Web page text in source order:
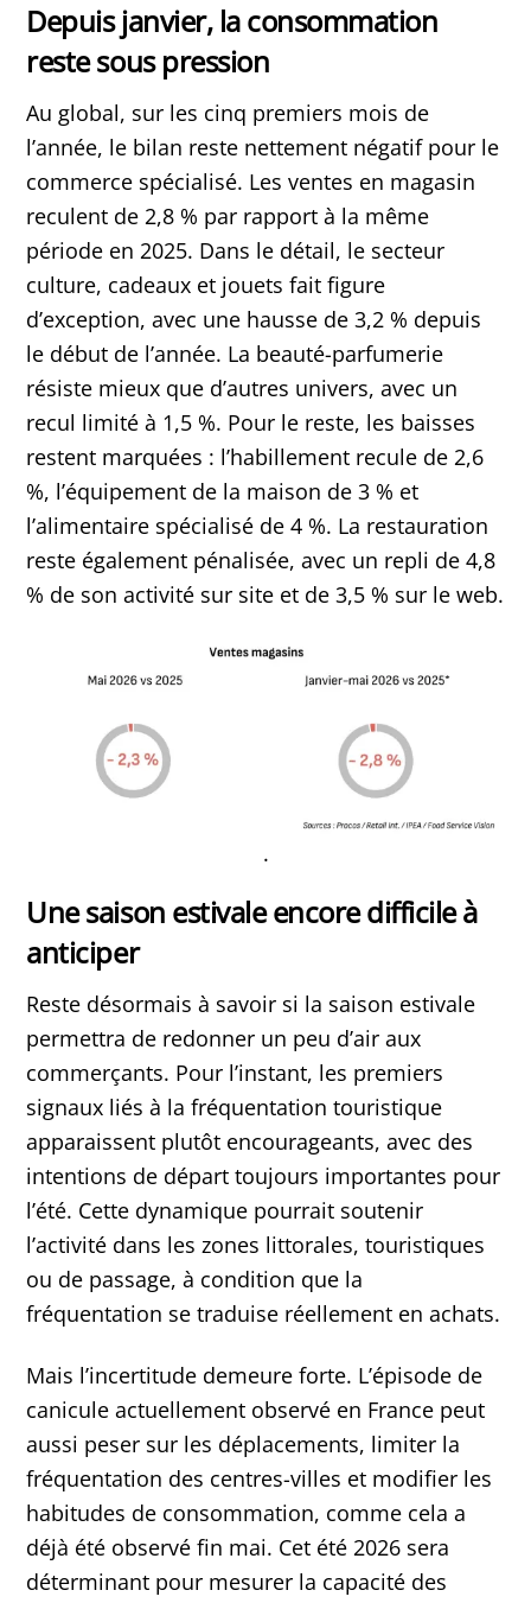
Depuis janvier, la consommation
reste sous pression
Au global, sur les cinq premiers mois de
l’année, le bilan reste nettement négatif pour le
commerce spécialisé. Les ventes en magasin
reculent de 2,8 % par rapport à la même
période en 2025. Dans le détail, le secteur
culture, cadeaux et jouets fait figure
d’exception, avec une hausse de 3,2 % depuis
le début de l’année. La beauté-parfumerie
résiste mieux que d’autres univers, avec un
recul limité à 1,5 %. Pour le reste, les baisses
restent marquées : l’habillement recule de 2,6
%, l’équipement de la maison de 3 % et
l’alimentaire spécialisé de 4 %. La restauration
reste également pénalisée, avec un repli de 4,8
% de son activité sur site et de 3,5 % sur le web.
.
Une saison estivale encore difficile à
anticiper
Reste désormais à savoir si la saison estivale
permettra de redonner un peu d’air aux
commerçants. Pour l’instant, les premiers
signaux liés à la fréquentation touristique
apparaissent plutôt encourageants, avec des
intentions de départ toujours importantes pour
l’été. Cette dynamique pourrait soutenir
l’activité dans les zones littorales, touristiques
ou de passage, à condition que la
fréquentation se traduise réellement en achats.
Mais l’incertitude demeure forte. L’épisode de
canicule actuellement observé en France peut
aussi peser sur les déplacements, limiter la
fréquentation des centres-villes et modifier les
habitudes de consommation, comme cela a
déjà été observé fin mai. Cet été 2026 sera
déterminant pour mesurer la capacité des